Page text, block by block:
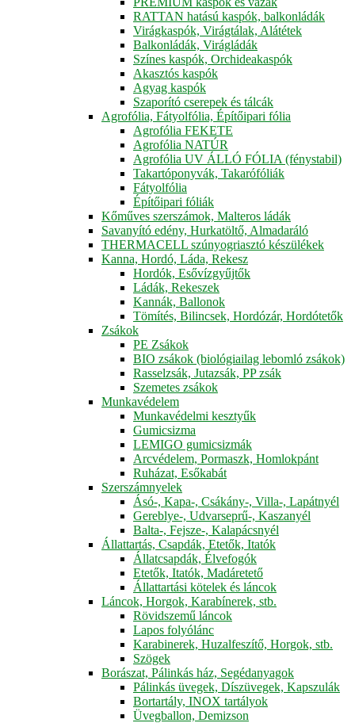
RATTAN hatású kaspók, balkonládák
Virágkaspók, Virágtálak, Alátétek
Balkonládák, Virágládák
Színes kaspók, Orchideakaspók
Akasztós kaspók
Agyag kaspók
Szaporító cserepek és tálcák
Agrofólia, Fátyolfólia, Építőipari fólia
Agrofólia FEKETE
Agrofólia NATÚR
Agrofólia UV ÁLLÓ FÓLIA (fénystabil)
Takartóponyvák, Takarófóliák
Fátyolfólia
Építőipari fóliák
Kőműves szerszámok, Malteros ládák
Savanyító edény, Hurkatöltő, Almadaráló
THERMACELL szúnyogriasztó készülékek
Kanna, Hordó, Láda, Rekesz
Hordók, Esővízgyűjtők
Ládák, Rekeszek
Kannák, Ballonok
Tömítés, Bilincsek, Hordózár, Hordótetők
Zsákok
PE Zsákok
BIO zsákok (biológiailag lebomló zsákok)
Rasselzsák, Jutazsák, PP zsák
Szemetes zsákok
Munkavédelem
Munkavédelmi kesztyűk
Gumicsizma
LEMIGO gumicsizmák
Arcvédelem, Pormaszk, Homlokpánt
Ruházat, Esőkabát
Szerszámnyelek
Ásó-, Kapa-, Csákány-, Villa-, Lapátnyél
Gereblye-, Udvarseprű-, Kaszanyél
Balta-, Fejsze-, Kalapácsnyél
Állattartás, Csapdák, Etetők, Itatók
Állatcsapdák, Élvefogók
Etetők, Itatók, Madáretető
Állattartási kötelek és láncok
Láncok, Horgok, Karabínerek, stb.
Rövidszemű láncok
Lapos folyólánc
Karabinerek, Huzalfeszítő, Horgok, stb.
Szögek
Borászat, Pálinkás ház, Segédanyagok
Pálinkás üvegek, Díszüvegek, Kapszulák
Bortartály, INOX tartályok
Üvegballon, Demizson